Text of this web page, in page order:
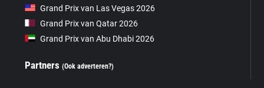
Grand Prix van Las Vegas 2026
Grand Prix van Qatar 2026
Grand Prix van Abu Dhabi 2026
Partners(Ook adverteren?)